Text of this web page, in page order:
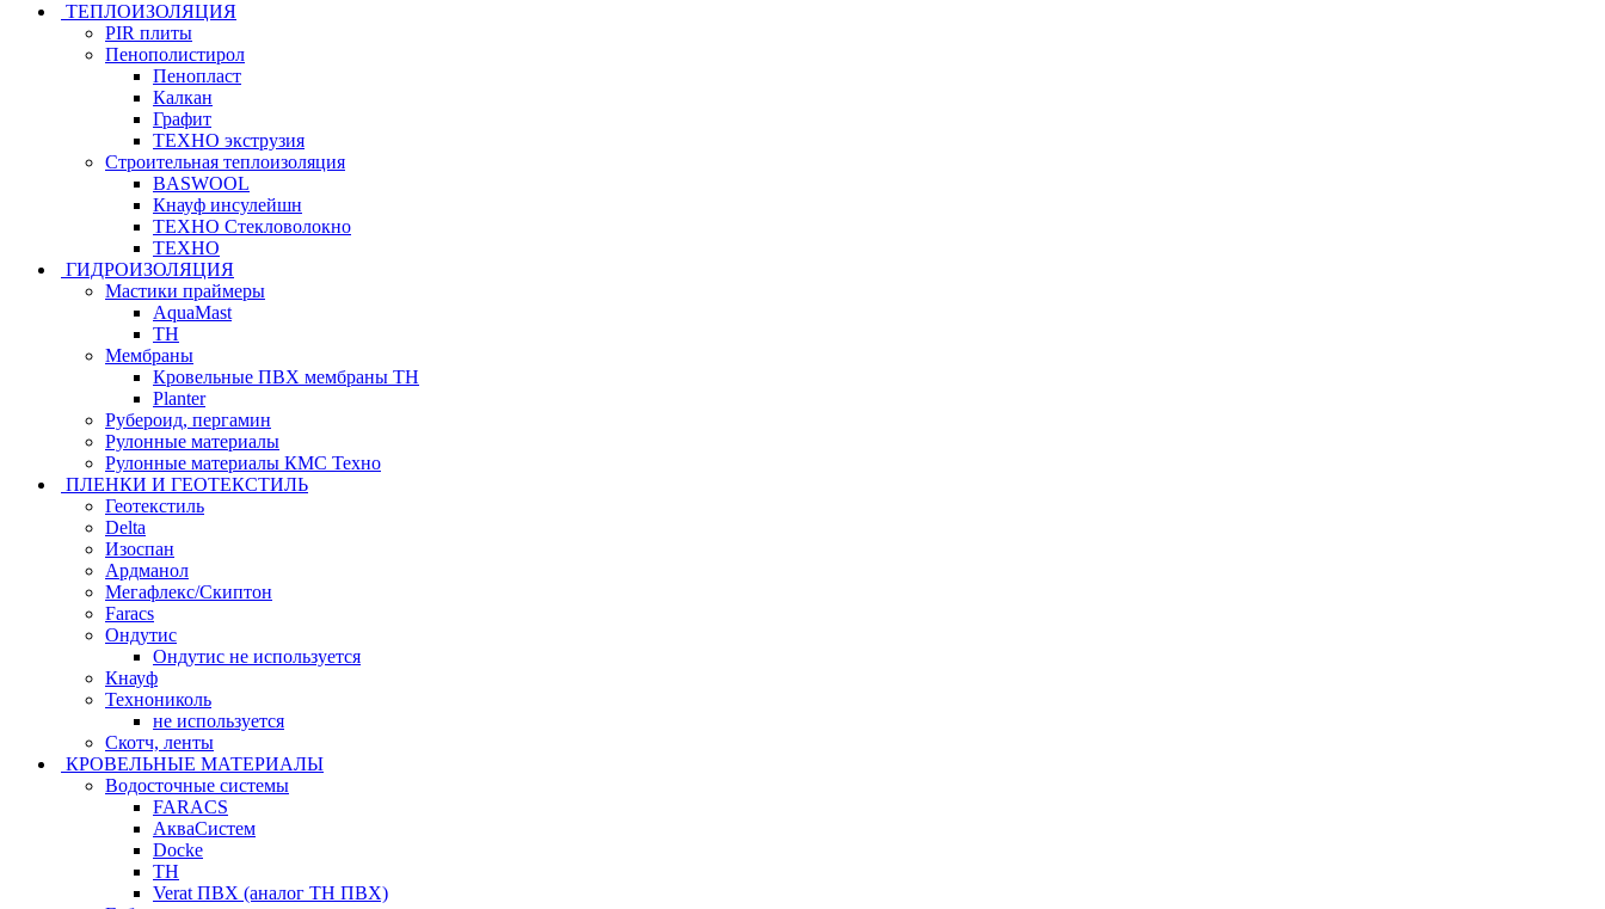
ТЕПЛОИЗОЛЯЦИЯ
PIR плиты
Пенополистирол
Пенопласт
Калкан
Графит
ТЕХНО экструзия
Строительная теплоизоляция
BASWOOL
Кнауф инсулейшн
ТЕХНО Стекловолокно
ТЕХНО
ГИДРОИЗОЛЯЦИЯ
Мастики праймеры
AquaMast
ТН
Мембраны
Кровельные ПВХ мембраны ТН
Planter
Рубероид, пергамин
Рулонные материалы
Рулонные материалы КМС Техно
ПЛЕНКИ И ГЕОТЕКСТИЛЬ
Геотекстиль
Delta
Изоспан
Ардманол
Мегафлекс/Скиптон
Faracs
Ондутис
Ондутис не используется
Кнауф
Технониколь
не используется
Скотч, ленты
КРОВЕЛЬНЫЕ МАТЕРИАЛЫ
Водосточные системы
FARACS
АкваСистем
Docke
ТН
Verat ПВХ (аналог ТН ПВХ)